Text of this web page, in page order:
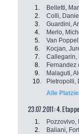
1. Belletti,
2.
Colli,
3.
Guardini,
4.
Merlo,
5.
Van
6.
Kocjan,
7.
Callegarin,
8.
Fernandez
9.
Malaguti,
10.
Pietropolli,
Alle
23.07.2011: 4.
1. Pozzovivo,
2.
Baliani,